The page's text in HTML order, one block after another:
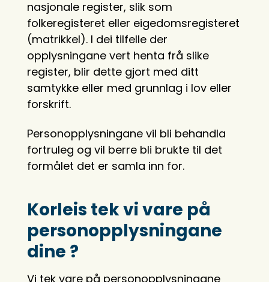
nasjonale register, slik som
folkeregisteret eller eigedomsregisteret
(matrikkel). I dei tilfelle der
opplysningane vert henta frå slike
register, blir dette gjort med ditt
samtykke eller med grunnlag i lov eller
forskrift.
Personopplysningane vil bli behandla
fortruleg og vil berre bli brukte til det
formålet det er samla inn for.
Korleis tek vi vare på
personopplysningane
dine ?
Vi tek vare på personopplysningane